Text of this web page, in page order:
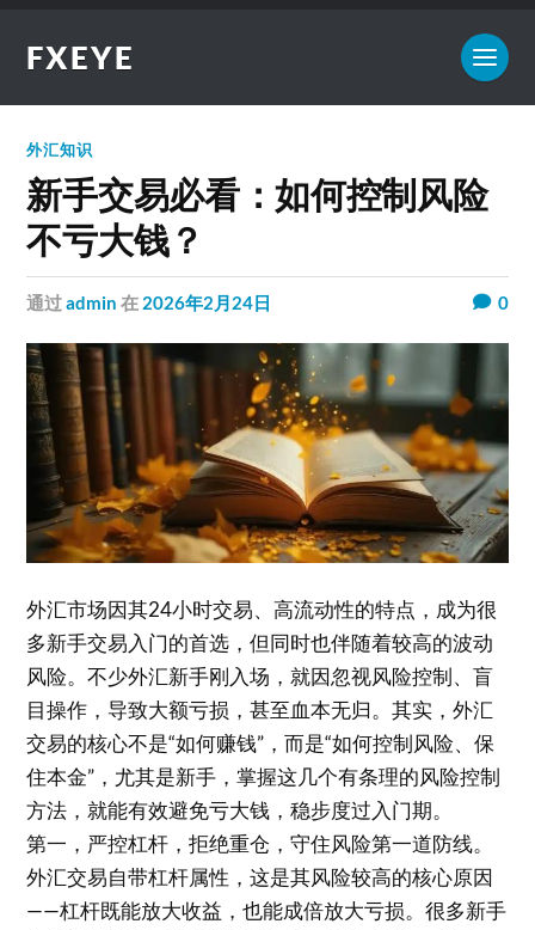
FXEYE
外汇知识
新手交易必看：如何控制风险
不亏大钱？
通过admin 在 2026年2月24日 0
外汇市场因其24小时交易、高流动性的特点，成为很
多新手交易入门的首选，但同时也伴随着较高的波动
风险。不少外汇新手刚入场，就因忽视风险控制、盲
目操作，导致大额亏损，甚至血本无归。其实，外汇
交易的核心不是“如何赚钱”，而是“如何控制风险、保
住本金”，尤其是新手，掌握这几个有条理的风险控制
方法，就能有效避免亏大钱，稳步度过入门期。
第一，严控杠杆，拒绝重仓，守住风险第一道防线。
外汇交易自带杠杆属性，这是其风险较高的核心原因
——杠杆既能放大收益，也能成倍放大亏损。很多新手